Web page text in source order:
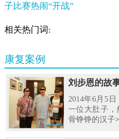
子比赛热闹“开战”
相关热门词:
康复案例
刘步恩的故
2014年6月5
一位大肚子
骨铮铮的汉子